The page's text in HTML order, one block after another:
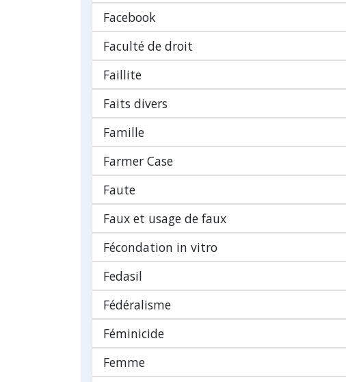
Facebook
Faculté de droit
Faillite
Faits divers
Famille
Farmer Case
Faute
Faux et usage de faux
Fécondation in vitro
Fedasil
Fédéralisme
Féminicide
Femme